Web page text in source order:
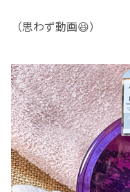
（思わず動画😆）